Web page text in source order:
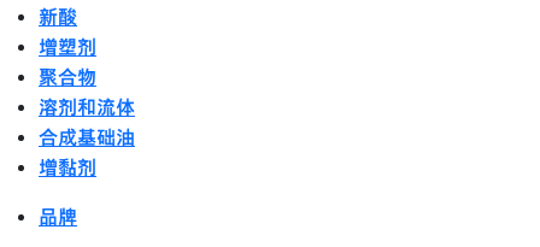
新酸
增塑剂
聚合物
溶剂和流体
合成基础油
增黏剂
品牌